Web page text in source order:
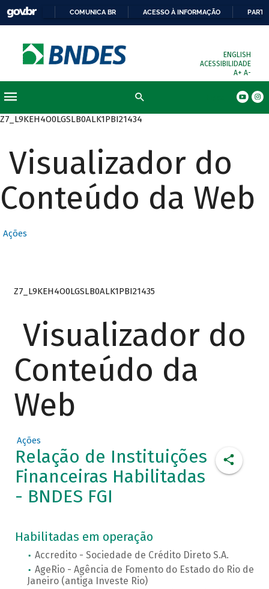
COMUNICA BR ACESSO À INFORMAÇÃO
ENGLISH
ACESSIBILIDADE
A+ A-
Z7_L9KEH4O0LGSLB0ALK1PBI21434
Visualizador do
Conteúdo da Web
Ações
Z7_L9KEH4O0LGSLB0ALK1PBI21435
Visualizador do
Conteúdo da
Web
Ações
Relação de Instituições
Financeiras Habilitadas
- BNDES FGI
Habilitadas em operação
Accredito - Sociedade de Crédito Direto S.A.
AgeRio - Agência de Fomento do Estado do Rio de
Janeiro (antiga Investe Rio)